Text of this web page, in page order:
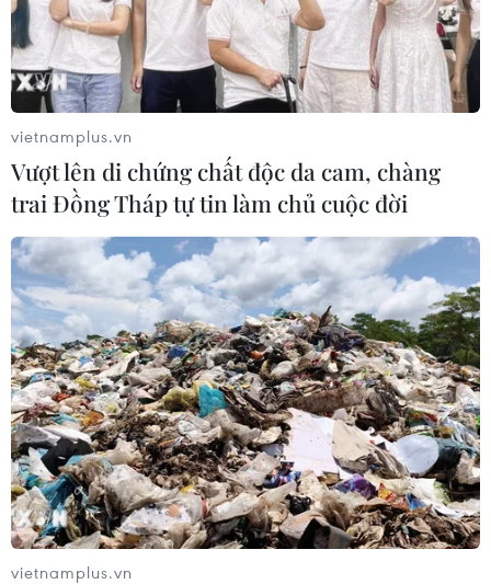
vietnamplus.vn
Vượt lên di chứng chất độc da cam, chàng
trai Đồng Tháp tự tin làm chủ cuộc đời
vietnamplus.vn